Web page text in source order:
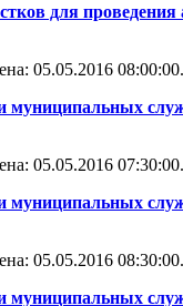
для
05.05.2016 08:00:00.
муниципальных
05.05.2016 07:30:00.
муниципальных
05.05.2016 08:30:00.
муниципальных